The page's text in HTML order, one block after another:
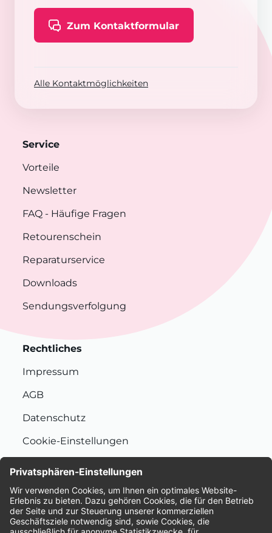
Zum Kontaktformular
Alle Kontaktmöglichkeiten
Service
Vorteile
Newsletter
FAQ - Häufige Fragen
Retourenschein
Reparaturservice
Downloads
Sendungsverfolgung
Rechtliches
Impressum
AGB
Datenschutz
Cookie-Einstellungen
Bewertungen